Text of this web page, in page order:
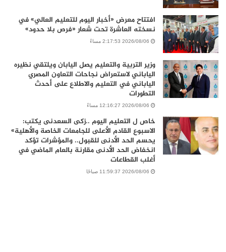
افتتاح معرض «أخبار اليوم للتعليم العالي» في
نسخته العاشرة تحت شعار «فرص بلا حدود»
2026/08/06 2:17:53 مساءً
وزير التربية والتعليم يصل اليابان ويلتقي نظيره
الياباني لاستعراض نجاحات التعاون المصري
الياباني في التعليم والاطلاع على أحدث
التطورات
2026/08/06 12:16:27 مساءً
خاص ل التعليم اليوم ..زكى السعدنى يكتب:
الاسبوع القادم الأعلى للجامعات الخاصة والأهلية»
يحسم الحد الأدنى للقبول.. والمؤشرات تؤكد
انخفاض الحد الأدنى مقارنة بالعام الماضي في
أغلب القطاعات
2026/08/06 11:59:37 صباحًا